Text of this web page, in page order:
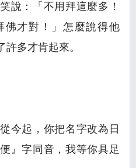
說：「不用拜這麼多！
佛才對！」怎麼說得他
多才肯起來。
今起，你把名字改為日
』字同音，我等你具足